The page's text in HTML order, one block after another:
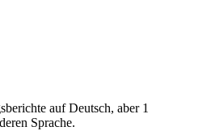
auf Deutsch, aber 1
Sprache.